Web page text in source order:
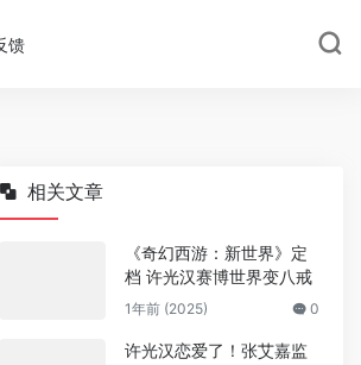
馈
相关文章
《奇幻西游：新世界》定
档 许光汉赛博世界变八戒
1年前 (2025) 0
许光汉恋爱了！张艾嘉监